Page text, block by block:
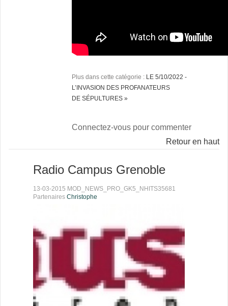
Plus dans cette catégorie : LE 5/10/2022 -
L’INVASION DES PROFANATEURS
DE SÉPULTURES »
Connectez-vous pour commenter
Retour en haut
Radio Campus Grenoble
13-03-2015 MOD_NEWS_PRO_GK5_NHITS35681
Partenaires Christophe